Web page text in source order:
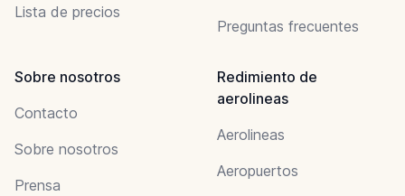
Lista de precios
Preguntas frecuentes
Sobre nosotros
Contacto
Sobre nosotros
Prensa
Redimiento de
aerolineas
Aerolineas
Aeropuertos